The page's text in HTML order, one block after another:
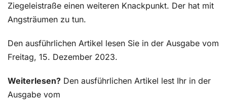
Ziegeleistraße einen weiteren Knackpunkt. Der hat mit
Angsträumen zu tun.
Den ausführlichen Artikel lesen Sie in der Ausgabe vom
Freitag, 15. Dezember 2023.
Weiterlesen? Den ausführlichen Artikel lest Ihr in der
Ausgabe vom